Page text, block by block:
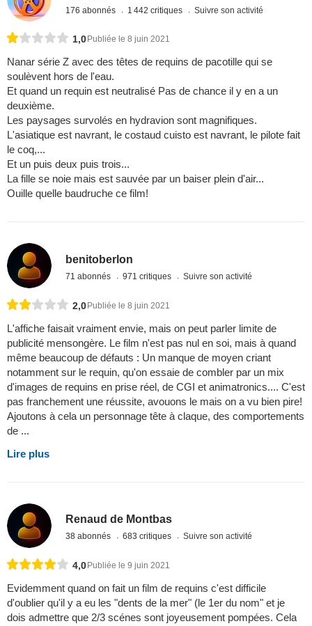
176 abonnés 1 442 critiques Suivre son activité
1,0 Publiée le 8 juin 2021
Nanar série Z avec des têtes de requins de pacotille qui se
soulèvent hors de l'eau.
Et quand un requin est neutralisé Pas de chance il y en a un
deuxième.
Les paysages survolés en hydravion sont magnifiques.
L'asiatique est navrant, le costaud cuisto est navrant, le pilote fait
le coq,...
Et un puis deux puis trois...
La fille se noie mais est sauvée par un baiser plein d'air...
Ouille quelle baudruche ce film!
benitoberlon
71 abonnés 971 critiques Suivre son activité
2,0Publiée le 8 juin 2021
L'affiche faisait vraiment envie, mais on peut parler limite de
publicité mensongère. Le film n'est pas nul en soi, mais à quand
même beaucoup de défauts : Un manque de moyen criant
notamment sur le requin, qu'on essaie de combler par un mix
d'images de requins en prise réel, de CGI et animatronics.... C'est
pas franchement une réussite, avouons le mais on a vu bien pire!
Ajoutons à cela un personnage tête à claque, des comportements
de ...
Lire plus
Renaud de Montbas
38 abonnés 683 critiques Suivre son activité
4,0Publiée le 9 juin 2021
Evidemment quand on fait un film de requins c'est difficile
d'oublier qu'il y a eu les "dents de la mer" (le 1er du nom" et je
dois admettre que 2/3 scénes sont joyeusement pompées. Cela